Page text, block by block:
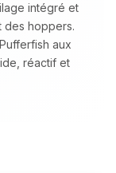
intégré et
des hoppers.
aux
réactif et